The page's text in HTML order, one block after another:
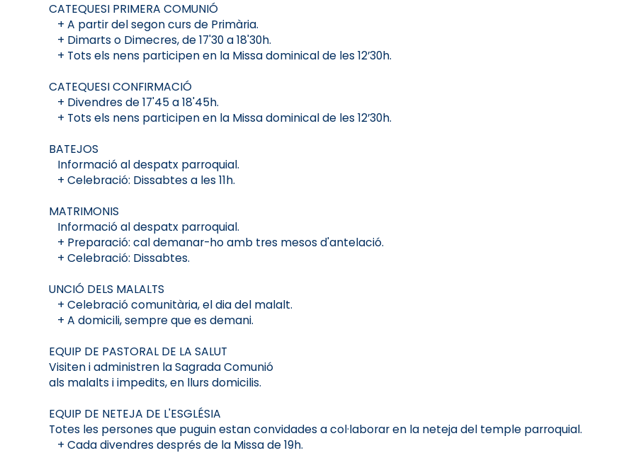
CATEQUESI PRIMERA COMUNIÓ
+ A partir del segon curs de Primària.
+ Dimarts o Dimecres, de 17'30 a 18'30h.
+ Tots els nens participen en la Missa dominical de les 12’30h.
CATEQUESI CONFIRMACIÓ
+ Divendres de 17'45 a 18'45h.
+ Tots els nens participen en la Missa dominical de les 12’30h.
BATEJOS
Informació al despatx parroquial.
+ Celebració: Dissabtes a les 11h.
MATRIMONIS
Informació al despatx parroquial.
+ Preparació: cal demanar-ho amb tres mesos d'antelació.
+ Celebració: Dissabtes.
UNCIÓ DELS MALALTS
+ Celebració comunitària, el dia del malalt.
+ A domicili, sempre que es demani.
EQUIP DE PASTORAL DE LA SALUT
Visiten i administren la Sagrada Comunió
als malalts i impedits, en llurs domicilis.
EQUIP DE NETEJA DE L'ESGLÉSIA
Totes les persones que puguin estan convidades a col·laborar en la neteja del temple parroquial.
+ Cada divendres després de la Missa de 19h.